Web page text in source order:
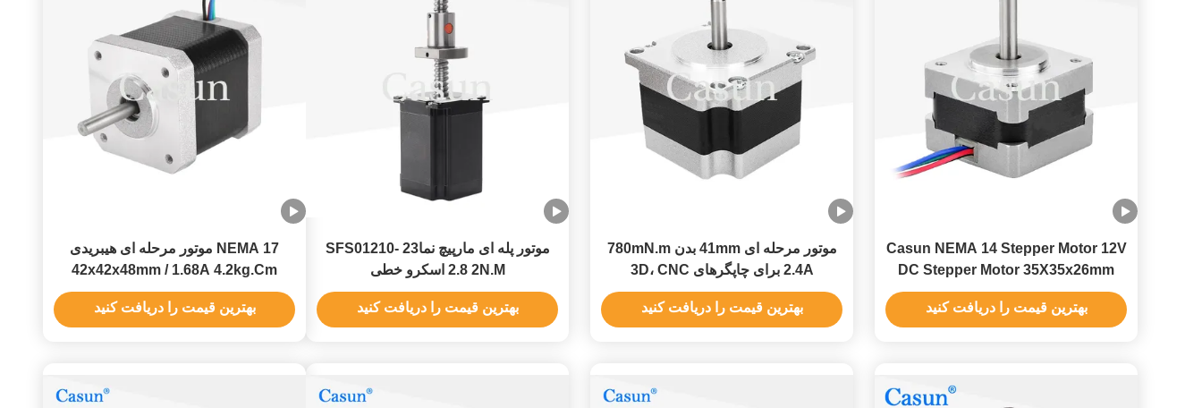
Casun NEMA 14 Stepper Motor 12V
DC Stepper Motor 35X35x26mm
بهترین قیمت را دریافت کنید
موتور مرحله ای 41mm بدن 780mN.m
2.4A برای چاپگرهای 3D، CNC
بهترین قیمت را دریافت کنید
موتور پله ای مارپیچ نما23 SFS01210-
2.8 2N.M اسکرو خطی
بهترین قیمت را دریافت کنید
NEMA 17 موتور مرحله ای هیبریدی
42x42x48mm / 1.68A 4.2kg.Cm
مرحله دو قطبی برای چاپگر سه بعدی
بهترین قیمت را دریافت کنید